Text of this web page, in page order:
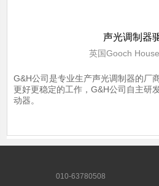
声光调制器
英国Gooch
G&H公司是专业生产声光调制器的厂
更好更稳定的工作，G&H公司自主研
动器。
010-63780508